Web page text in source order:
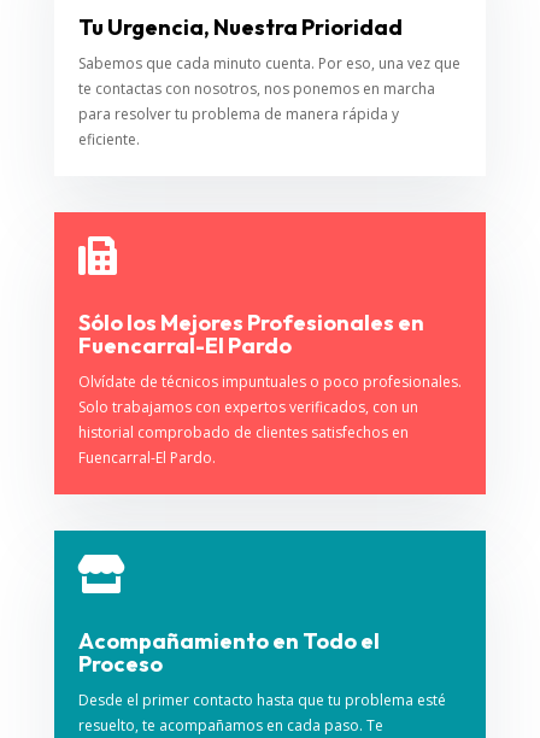
Tu Urgencia, Nuestra Prioridad
Sabemos que cada minuto cuenta. Por eso, una vez que
te contactas con nosotros, nos ponemos en marcha
para resolver tu problema de manera rápida y
eficiente.

Sólo los Mejores Profesionales en
Fuencarral-El Pardo
Olvídate de técnicos impuntuales o poco profesionales.
Solo trabajamos con expertos verificados, con un
historial comprobado de clientes satisfechos en
Fuencarral-El Pardo.

Acompañamiento en Todo el
Proceso
Desde el primer contacto hasta que tu problema esté
resuelto, te acompañamos en cada paso. Te